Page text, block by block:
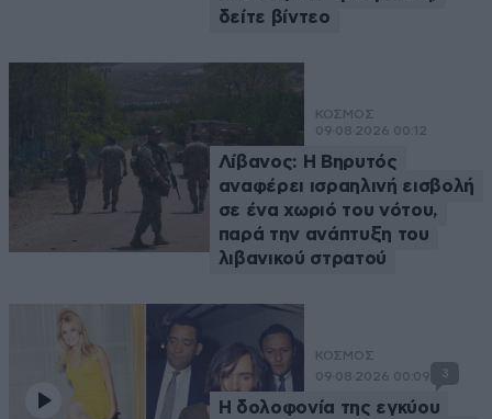
δείτε βίντεο
ΚΟΣΜΟΣ
09·08·2026 00:12
Λίβανος: Η Βηρυτός
αναφέρει ισραηλινή εισβολή
σε ένα χωριό του νότου,
παρά την ανάπτυξη του
λιβανικού στρατού
ΚΟΣΜΟΣ
09·08·2026 00:09
3
Η δολοφονία της εγκύου